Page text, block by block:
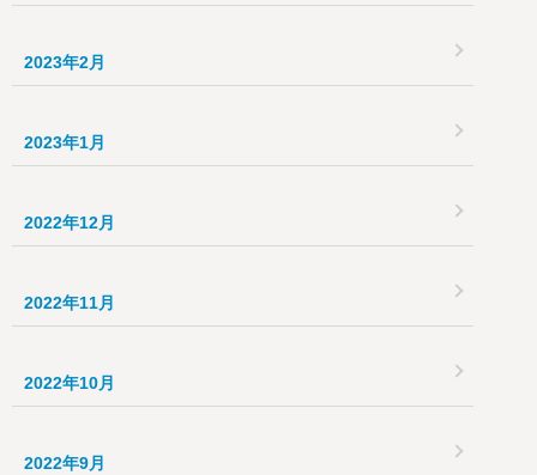
2023年2月
2023年1月
2022年12月
2022年11月
2022年10月
2022年9月